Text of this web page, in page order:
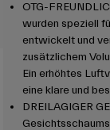
OTG-
wurden speziell
entwickelt und
zusätzlichem
Ein erhöhtes
eine klare und
DREILAGIGER